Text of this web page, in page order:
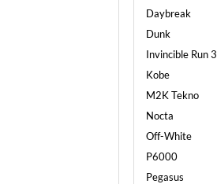
Daybreak
Dunk
Invincible Run 3
Kobe
M2K Tekno
Nocta
Off-White
P6000
Pegasus